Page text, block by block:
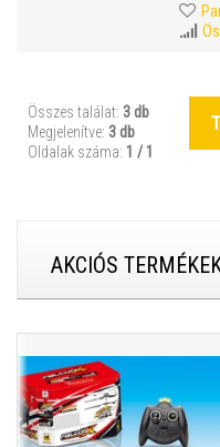
Összes találat: 3 db
Megjelenítve: 3 db
Oldalak száma: 1 / 1
AKCIÓS